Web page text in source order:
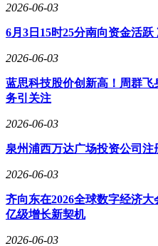
2026-06-03
6月3日15时25分南向资金活
2026-06-03
蓝思科技股价创新高！周群
务引关注
2026-06-03
泉州浦西万达广场投资公司
2026-06-03
齐向东在2026全球数字经济
亿级增长新契机
2026-06-03